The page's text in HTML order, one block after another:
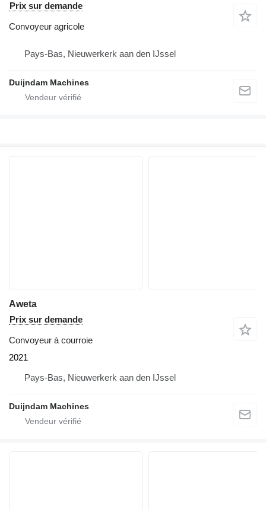
Prix sur demande
Convoyeur agricole
Pays-Bas, Nieuwerkerk aan den IJssel
Duijndam Machines
Aweta
Prix sur demande
Convoyeur à courroie
2021
Pays-Bas, Nieuwerkerk aan den IJssel
Duijndam Machines